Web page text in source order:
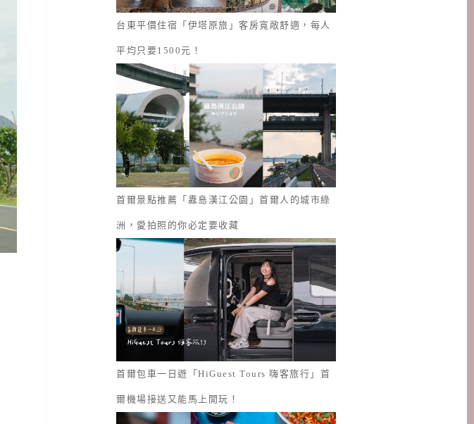
台東平價住宿「伊塔原旅」客房寬敞舒適，每人
平均只要1500元！
首爾景點推薦「纛島漢江公園」首爾人的城市綠
洲，愛拍照的你必定要收藏
首爾包車一日遊「HiGuest Tours 嗨客旅行」首
爾機場接送又能馬上開玩！